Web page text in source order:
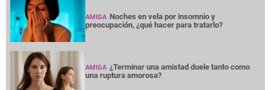
AMIGA Noches en vela por insomnio y
preocupación, ¿qué hacer para tratarlo?
AMIGA ¿Terminar una amistad duele tanto como
una ruptura amorosa?